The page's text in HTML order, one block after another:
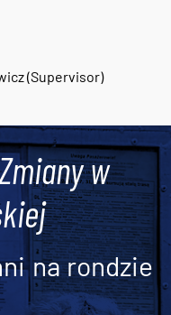
(Supervisor)
w
na rondzie